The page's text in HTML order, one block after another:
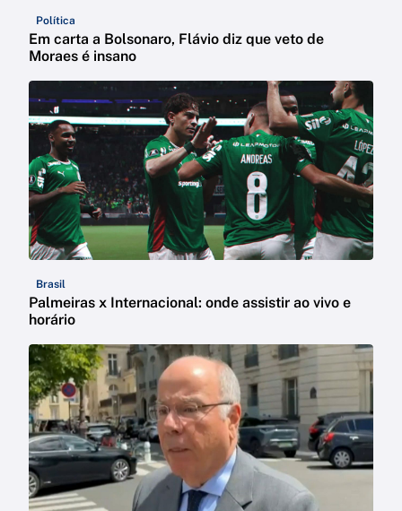
Política
Em carta a Bolsonaro, Flávio diz que veto de
Moraes é insano
Brasil
Palmeiras x Internacional: onde assistir ao vivo e
horário